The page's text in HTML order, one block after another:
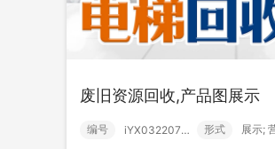
HBlxr雷特草莓果酒
废旧资源回收,产品图展示
编号 iYX03220788 形式